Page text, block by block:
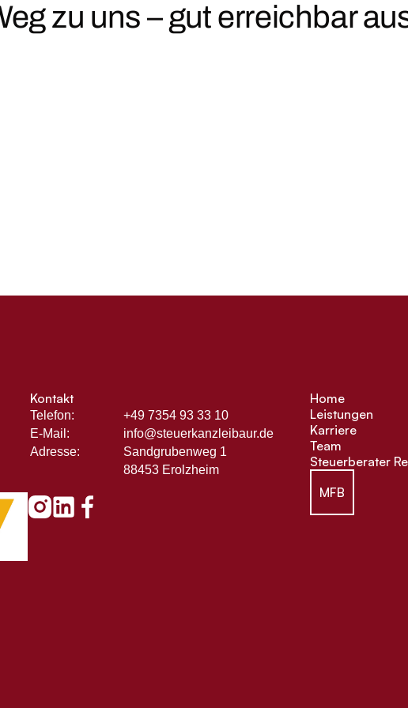
zu uns – gut erreichbar
Kontakt
Telefon:
+49 7354 93 33 10
E-Mail:
info@steuerkanzleibaur.de
Adresse:
Sandgrubenweg 1
88453 Erolzheim
Home
Leistungen
Karriere
Team
Steuerberater
MFB